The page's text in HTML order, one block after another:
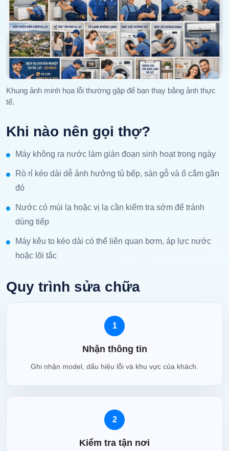
Khung ảnh minh họa lỗi thường gặp để bạn thay bằng ảnh thực
tế.
Khi nào nên gọi thợ?
Máy không ra nước làm gián đoạn sinh hoạt trong ngày
Rò rỉ kéo dài dễ ảnh hưởng tủ bếp, sàn gỗ và ổ cắm gần
đó
Nước có mùi lạ hoặc vị lạ cần kiểm tra sớm để tránh
dùng tiếp
Máy kêu to kéo dài có thể liên quan bơm, áp lực nước
hoặc lõi tắc
Quy trình sửa chữa
1
Nhận thông tin
Ghi nhận model, dấu hiệu lỗi và khu vực của khách.
2
Kiểm tra tận nơi